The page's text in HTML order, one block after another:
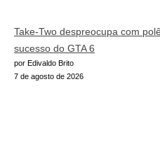
Take-Two despreocupa com
sucesso do GTA 6
por Edivaldo Brito
7 de agosto de 2026